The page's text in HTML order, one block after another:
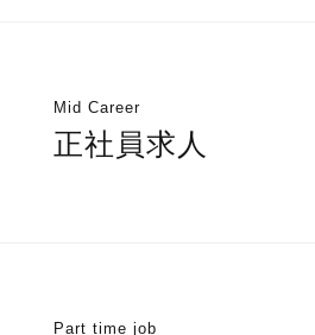
Mid Career
正社員求人
Part time job